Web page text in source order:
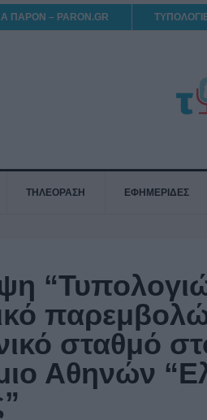
ΠΑΡΟΝ – PARON.GR
ΤΗΛΕΟΡΑΣΗ ΕΦΗΜΕΡΙΔΕΣ
σταθμό
Αθηνών